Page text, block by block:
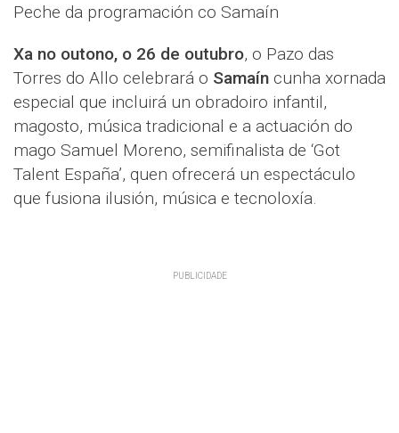
Peche da programación co Samaín
Xa no outono, o 26 de outubro, o Pazo das
Torres do Allo celebrará o Samaín cunha xornada
especial que incluirá un obradoiro infantil,
magosto, música tradicional e a actuación do
mago Samuel Moreno, semifinalista de ‘Got
Talent España’, quen ofrecerá un espectáculo
que fusiona ilusión, música e tecnoloxía.